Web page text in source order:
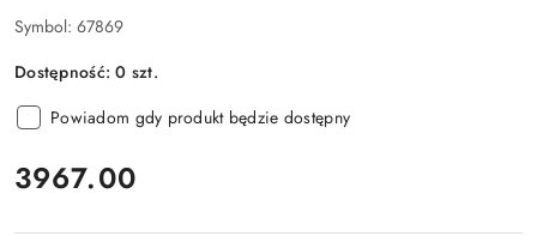
Symbol: 67869
Dostępność:0 szt.
Powiadom gdy produkt będzie dostępny
cena:
3967.00